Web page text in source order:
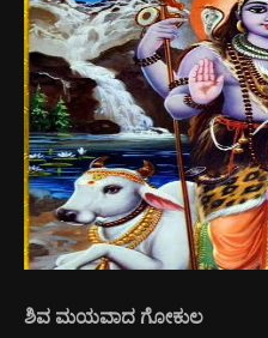
ಶಿವ ಮಯವಾದ ಗೋಕುಲ